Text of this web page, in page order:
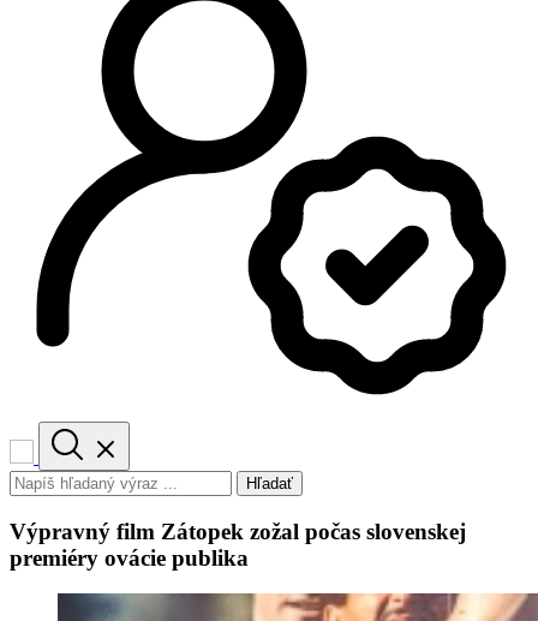
Hľadať
Výpravný film Zátopek zožal počas slovenskej
premiéry ovácie publika